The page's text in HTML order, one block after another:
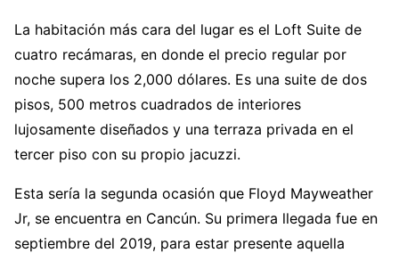
La habitación más cara del lugar es el Loft Suite de
cuatro recámaras, en donde el precio regular por
noche supera los 2,000 dólares. Es una suite de dos
pisos, 500 metros cuadrados de interiores
lujosamente diseñados y una terraza privada en el
tercer piso con su propio jacuzzi.
Esta sería la segunda ocasión que Floyd Mayweather
Jr, se encuentra en Cancún. Su primera llegada fue en
septiembre del 2019, para estar presente aquella